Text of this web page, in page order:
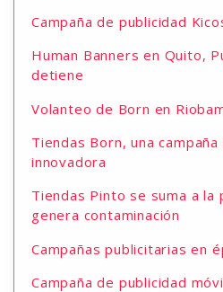
Campaña de publicidad
Human Banners en Quito,
detiene
Volanteo de Born en
Tiendas Born, una
innovadora
Tiendas Pinto se suma a la
genera contaminación
Campañas publicitarias en
Campaña de publicidad